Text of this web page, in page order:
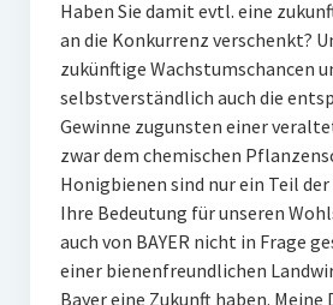
Haben Sie damit evtl. eine
an die Konkurrenz verschenkt?
zukünftige Wachstumschancen
selbstverständlich auch die
Gewinne zugunsten einer
zwar dem chemischen
Honigbienen sind nur ein Teil
Ihre Bedeutung für unseren
auch von BAYER nicht in Frage
einer bienenfreundlichen
Bayer eine Zukunft haben. Meine